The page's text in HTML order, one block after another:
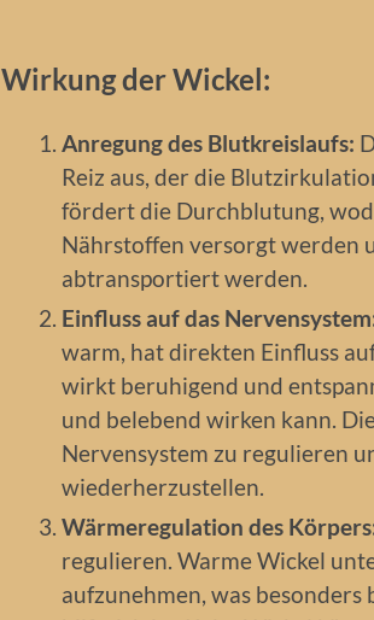
Wirkung der Wickel:
Anregung des Blutkreislaufs:
Reiz aus, der die
fördert die Durchblutung,
Nährstoffen versorgt werden
abtransportiert werden.
Einfluss auf das
warm, hat direkten Einfluss
wirkt beruhigend und
und belebend wirken kann.
Nervensystem zu regulieren
wiederherzustellen.
Wärmeregulation des
regulieren. Warme Wickel
aufzunehmen, was